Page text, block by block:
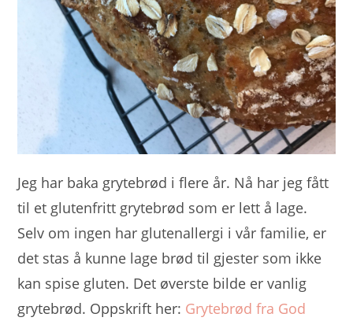
Jeg har baka grytebrød i flere år. Nå har jeg fått
til et glutenfritt grytebrød som er lett å lage.
Selv om ingen har glutenallergi i vår familie, er
det stas å kunne lage brød til gjester som ikke
kan spise gluten. Det øverste bilde er vanlig
grytebrød. Oppskrift her: Grytebrød fra God